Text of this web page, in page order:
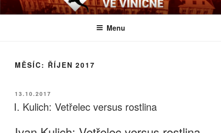
k
BIOLOGICKÉ ČTVRTKY VE
Určeno všem zájemcům o evoluci a obecnější biologická témata
Menu
MĚSÍC: ŘÍJEN 2017
PUBLIKOVÁNO
13.10.2017
I. Kulich: Vetřelec versus rostlina